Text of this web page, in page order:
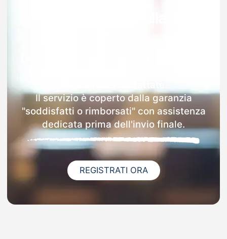
Il servizio è coperto dalla garanzia
"soddisfatti o rimborsati" con assistenza
dedicata prima dell'invio finale.
REGISTRATI ORA